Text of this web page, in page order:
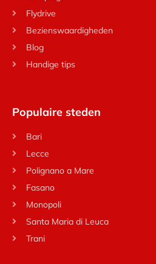
Flydrive
Bezienswaardigheden
Blog
Handige tips
Populaire steden
Bari
Lecce
Polignano a Mare
Fasano
Monopoli
Santa Maria di Leuca
Trani